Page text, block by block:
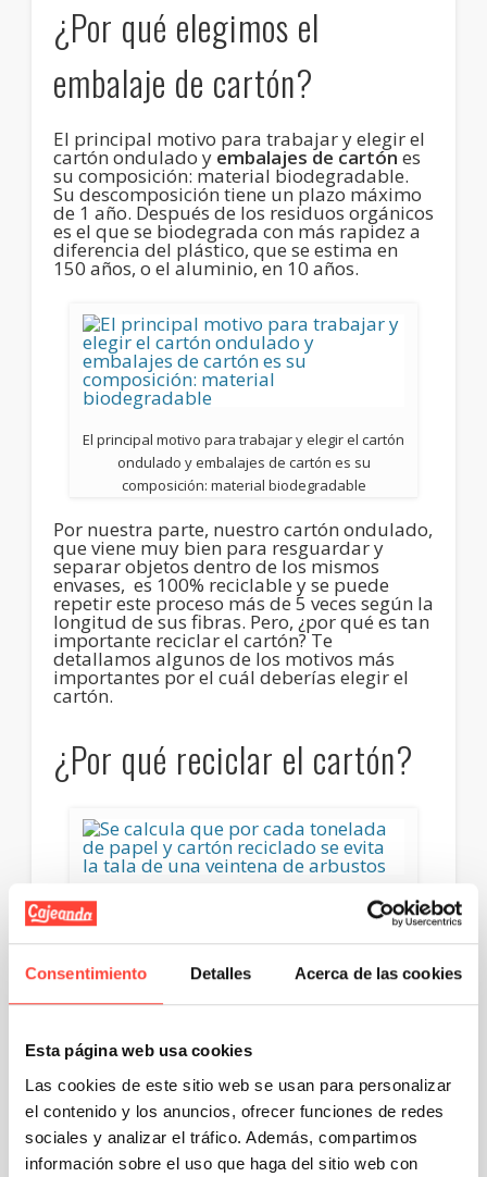
Consentimiento Detalles Acerca de las cookies
Esta página web usa cookies
Las cookies de este sitio web se usan para personalizar
el contenido y los anuncios, ofrecer funciones de redes
sociales y analizar el tráfico. Además, compartimos
información sobre el uso que haga del sitio web con
¿Por qué elegimos el
embalaje de cartón?
El principal motivo para trabajar y elegir el
cartón ondulado y embalajes de cartón es
su composición: material biodegradable.
Su descomposición tiene un plazo máximo
de 1 año. Después de los residuos orgánicos
es el que se biodegrada con más rapidez a
diferencia del plástico, que se estima en
150 años, o el aluminio, en 10 años.
El principal motivo para trabajar y elegir el cartón
ondulado y embalajes de cartón es su
composición: material biodegradable
Por nuestra parte, nuestro cartón ondulado,
que viene muy bien para resguardar y
separar objetos dentro de los mismos
envases, es 100% reciclable y se puede
repetir este proceso más de 5 veces según la
longitud de sus fibras. Pero, ¿por qué es tan
importante reciclar el cartón? Te
detallamos algunos de los motivos más
importantes por el cuál deberías elegir el
cartón.
¿Por qué reciclar el cartón?
Se calcula que por cada tonelada de papel y
cartón reciclado se evita la tala de una veintena
La primera causa, y por ello la más
cartónse obtiene a partir de la celulosa
que por cada tonelada de papel y cartón
reciclado se evita la tala de una veintena de
arbustos y así estos pueden ayudar a paliar
la reducción de contaminación en la
atmosfera gracias a su oxígeno que